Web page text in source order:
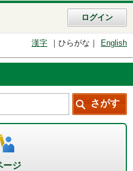
ログイン
漢字 ひらがな English
ージ